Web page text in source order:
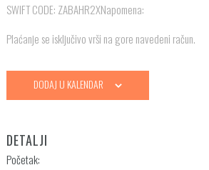
SWIFT CODE: ZABAHR2XNapomena:
Plaćanje se isključivo vrši na gore navedeni račun.
DODAJ U KALENDAR
DETALJI
Početak: